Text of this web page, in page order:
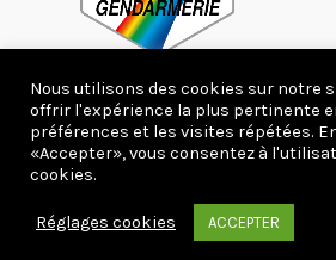
Copyright 2020
ACTUALITÉS
CONTACT
Nous utilisons des cookies sur notre
offrir l'expérience la plus pertinente
préférences et les visites répétées.
«Accepter», vous consentez à
cookies.
Réglages cookies ACCEPTER